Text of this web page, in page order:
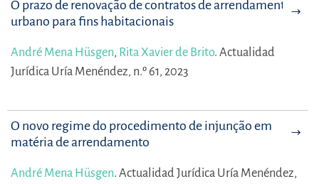
O prazo de renovação de contratos de arrendamento
urbano para fins habitacionais
André Mena Hüsgen, Rita Xavier de Brito. Actualidad
Jurídica Uría Menéndez, n.º 61, 2023
O novo regime do procedimento de injunção em
matéria de arrendamento
André Mena Hüsgen. Actualidad Jurídica Uría Menéndez,